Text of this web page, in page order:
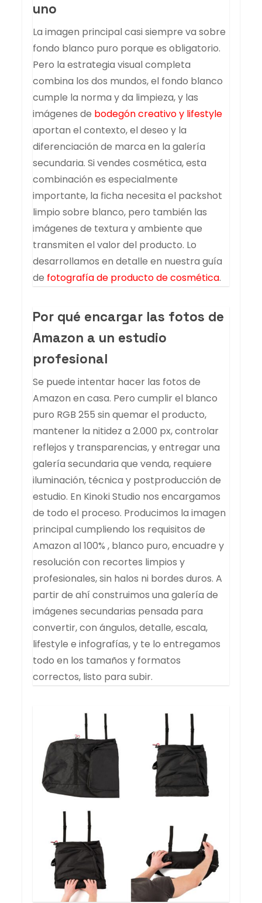
uno
La imagen principal casi siempre va sobre
fondo blanco puro porque es obligatorio.
Pero la estrategia visual completa
combina los dos mundos, el fondo blanco
cumple la norma y da limpieza, y las
imágenes de bodegón creativo y lifestyle
aportan el contexto, el deseo y la
diferenciación de marca en la galería
secundaria. Si vendes cosmética, esta
combinación es especialmente
importante, la ficha necesita el packshot
limpio sobre blanco, pero también las
imágenes de textura y ambiente que
transmiten el valor del producto. Lo
desarrollamos en detalle en nuestra guía
de fotografía de producto de cosmética.
Por qué encargar las fotos de
Amazon a un estudio
profesional
Se puede intentar hacer las fotos de
Amazon en casa. Pero cumplir el blanco
puro RGB 255 sin quemar el producto,
mantener la nitidez a 2.000 px, controlar
reflejos y transparencias, y entregar una
galería secundaria que venda, requiere
iluminación, técnica y postproducción de
estudio. En Kinoki Studio nos encargamos
de todo el proceso. Producimos la imagen
principal cumpliendo los requisitos de
Amazon al 100% , blanco puro, encuadre y
resolución con recortes limpios y
profesionales, sin halos ni bordes duros. A
partir de ahí construimos una galería de
imágenes secundarias pensada para
convertir, con ángulos, detalle, escala,
lifestyle e infografías, y te lo entregamos
todo en los tamaños y formatos
correctos, listo para subir.